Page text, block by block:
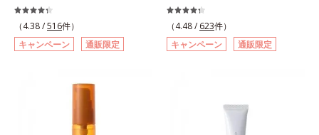
ラニンの生成を抑え、シミ・ソバカ
スを防ぐ*2 ナイアシンアミド（有
効成分）、水添大豆リン脂質、フィ
トステロール、水（基剤）、
素地、ホホバアルコール、トリステ
アリン酸デカグリセリル（基剤）*5
角層の範囲内における自社従来品処
方との比較*6 ドクダミエキス、シ
が導く、透明感あふれる輝き(*4)
へ。今の自分の肌も未来の肌もあき
らめない、自分史上最高の冴えわた
る透明美肌(*4)を目指すには、美肌
ミを予防するお手入れを続けること
ーラ・オルビスグループ独自の美白
(*1)有効成分「m-ピクセノール（デ
（4.38 /516件）
キャンペーン
通販限定
打ち止め感に。年齢とともに加速す
る肌悩み(*2)にブレーキをかけ、化
粧水前の土台(*3)づくりで、うるお
いに満ち満ちた内側から弾むような
そんな大人の肌悩みにアプローチす
る先行型美容液です。日本初(*1)、
（4.48 / 623件）
キャンペーン
通販限定